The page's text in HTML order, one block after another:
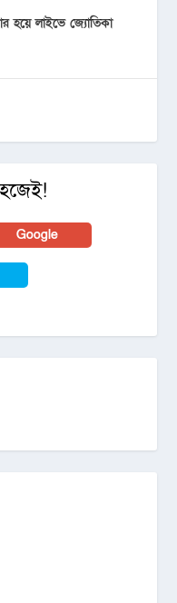
হয়ে লাইভে জ্যোতিকা
Google